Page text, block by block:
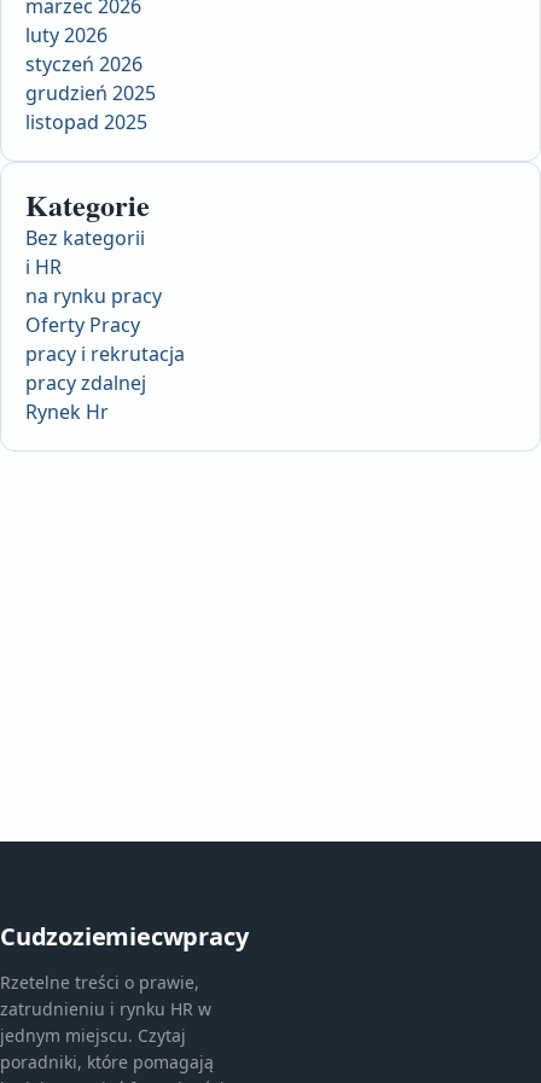
marzec 2026
luty 2026
styczeń 2026
grudzień 2025
listopad 2025
Kategorie
Bez kategorii
i HR
na rynku pracy
Oferty Pracy
pracy i rekrutacja
pracy zdalnej
Rynek Hr
Cudzoziemiecwpracy
Rzetelne treści o prawie,
zatrudnieniu i rynku HR w
jednym miejscu. Czytaj
poradniki, które pomagają